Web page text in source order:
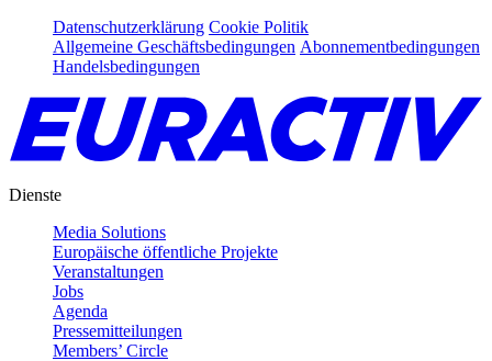
Datenschutzerklärung Cookie Politik
Allgemeine Geschäftsbedingungen Abonnementbedingungen
Handelsbedingungen
Dienste
Media Solutions
Europäische öffentliche Projekte
Veranstaltungen
Jobs
Agenda
Pressemitteilungen
Members’ Circle